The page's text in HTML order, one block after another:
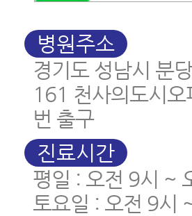
병원주소
경기도 성남시 분
161 천사의도시
번 출구
진료시간
평일 : 오전 9시 ~
토요일 : 오전 9시